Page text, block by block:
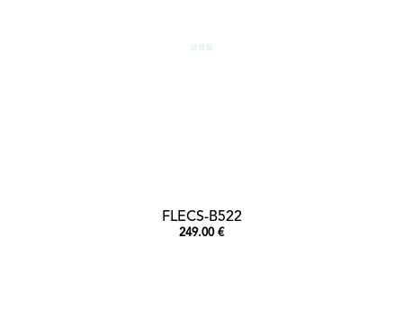
FLECS-B522
249.00 €